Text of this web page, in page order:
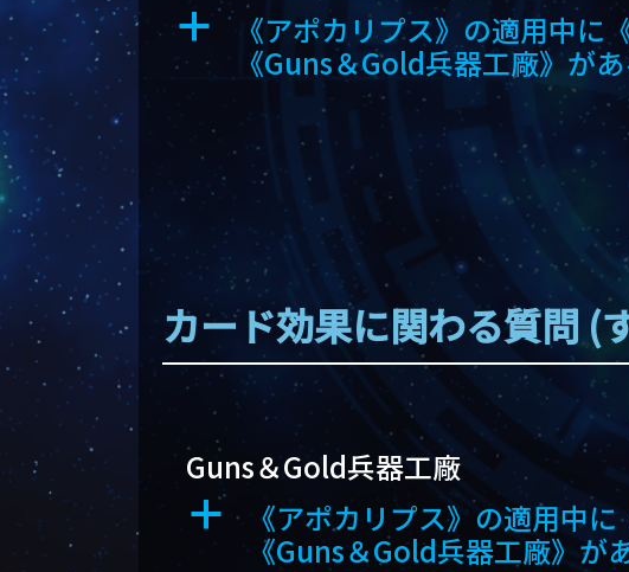
a
《アポカリプス》の適用中に
《Guns＆Gold兵器工廠》が
カード効果に関わる質問 (
Guns＆Gold兵器工廠
a
《アポカリプス》の適用中
《Guns＆Gold兵器工廠》が